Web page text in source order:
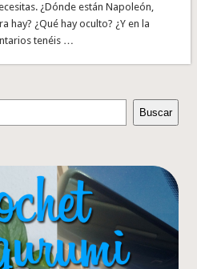
¿Dónde están Napoleón,
hay? ¿Qué hay oculto? ¿Y en la
tenéis …
Buscar